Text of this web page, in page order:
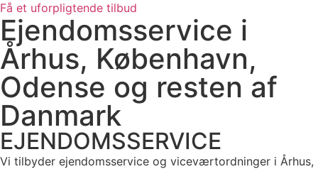
Få et uforpligtende tilbud
Ejendomsservice i
Århus, København,
Odense og resten af
Danmark
EJENDOMSSERVICE
Vi tilbyder ejendomsservice og viceværtordninger i Århus,